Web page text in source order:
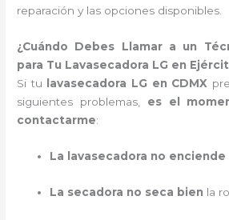
reparación y las opciones disponibles.
¿Cuándo Debes Llamar a un
para Tu Lavasecadora LG en
Si tu
lavasecadora LG en CDMX
siguientes problemas, es el
contactarme:
La lavasecadora no enciende
La secadora no seca bien la